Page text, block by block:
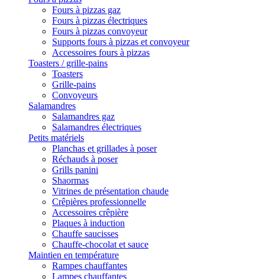
Fours à pizzas gaz
Fours à pizzas électriques
Fours à pizzas convoyeur
Supports fours à pizzas et convoyeur
Accessoires fours à pizzas
Toasters / grille-pains
Toasters
Grille-pains
Convoyeurs
Salamandres
Salamandres gaz
Salamandres électriques
Petits matériels
Planchas et grillades à poser
Réchauds à poser
Grills panini
Shaormas
Vitrines de présentation chaude
Crêpières professionnelle
Accessoires crêpière
Plaques à induction
Chauffe saucisses
Chauffe-chocolat et sauce
Maintien en température
Rampes chauffantes
Lampes chauffantes